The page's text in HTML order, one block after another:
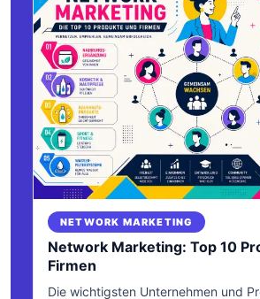
NETWORK MARKETING
Network Marketing: Top 10
Firmen
Die wichtigsten Unternehmen und